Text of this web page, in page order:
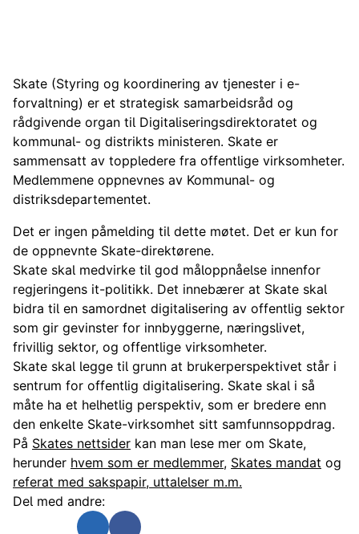
Skate (Styring og koordinering av tjenester i e-
forvaltning) er et strategisk samarbeidsråd og
rådgivende organ til Digitaliseringsdirektoratet og
kommunal- og distrikts ministeren. Skate er
sammensatt av toppledere fra offentlige virksomheter.
Medlemmene oppnevnes av Kommunal- og
distriksdepartementet.
Det er ingen påmelding til dette møtet. Det er kun for
de oppnevnte Skate-direktørene.
Skate skal medvirke til god måloppnåelse innenfor
regjeringens it-politikk. Det innebærer at Skate skal
bidra til en samordnet digitalisering av offentlig sektor
som gir gevinster for innbyggerne, næringslivet,
frivillig sektor, og offentlige virksomheter.
Skate skal legge til grunn at brukerperspektivet står i
sentrum for offentlig digitalisering. Skate skal i så
måte ha et helhetlig perspektiv, som er bredere enn
den enkelte Skate-virksomhet sitt samfunnsoppdrag.
På Skates nettsider kan man lese mer om Skate,
herunder hvem som er medlemmer, Skates mandat og
referat med sakspapir, uttalelser m.m.
Del med andre:
Del på TwitterDel på Linkedin
Del på Facebook